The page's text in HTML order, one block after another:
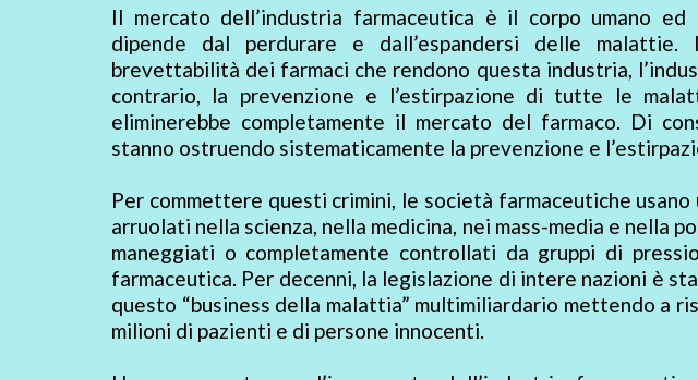
Il mercato dell’industria farmaceutica è il corpo umano
dipende dal perdurare e dall’espandersi delle
brevettabilità dei farmaci che rendono questa industria,
contrario, la prevenzione e l’estirpazione di tutte le
eliminerebbe completamente il mercato del farmaco. Di
stanno ostruendo sistematicamente la prevenzione e
Per commettere questi crimini, le società farmaceutiche
arruolati nella scienza, nella medicina, nei mass-media e nella
maneggiati o completamente controllati da gruppi di
farmaceutica. Per decenni, la legislazione di intere nazioni è
questo “business della malattia” multimiliardario mettendo a
milioni di pazienti e di persone innocenti.